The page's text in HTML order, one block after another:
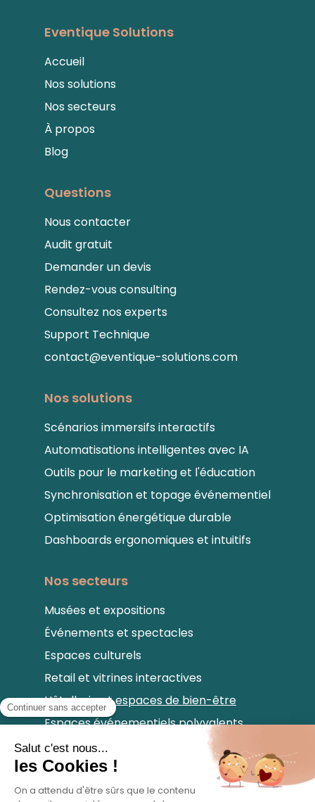
Eventique Solutions
Accueil
Nos solutions
Nos secteurs
À propos
Blog
Questions
Nous contacter
Audit gratuit
Demander un devis
Rendez-vous consulting
Consultez nos experts
Support Technique
contact@eventique-solutions.com
Nos solutions
Scénarios immersifs interactifs
Automatisations intelligentes avec IA
Outils pour le marketing et l'éducation
Synchronisation et topage événementiel
Optimisation énergétique durable
Dashboards ergonomiques et intuitifs
Nos secteurs
Musées et expositions
Événements et spectacles
Espaces culturels
Retail et vitrines interactives
Hôtellerie et espaces de bien-être
Espaces événementiels polyvalents
Notre newsletter
Abonnez-vous pour profiter de tous nos